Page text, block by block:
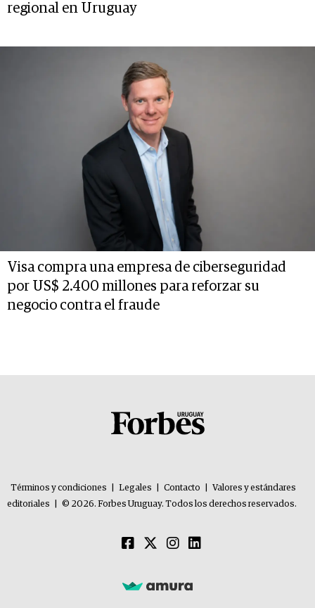
regional en Uruguay
Visa compra una empresa de ciberseguridad
por US$ 2.400 millones para reforzar su
negocio contra el fraude
Términos y condiciones Legales Contacto
Valores y estándares
editoriales
© 2026. Forbes Uruguay. Todos los derechos reservados.